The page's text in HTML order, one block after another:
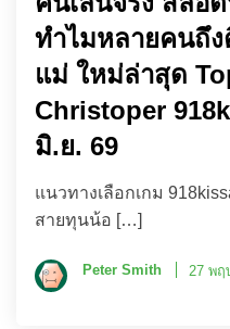
ทำไมหลายคนถึง
แม่ ใหม่ล่าสุด
Christoper
มิ.ย. 69
แนวทางเลือกเกม
สายทุนน้อ […]
Peter Smith 27 พฤ